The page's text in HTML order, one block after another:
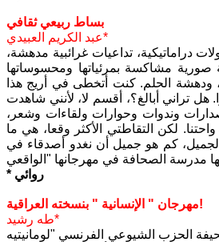
بساط ربيعي ثقافي
عبد الكريم العبيدي*
دراماتيكية، تداعيات غرائبية مدهشة،
مشاكسة بمرئياتها ومحسوساتها
ودهشة الحلم. كنت أتخطى في أريج هذا
تراني أبالغ؟، أقسم لا، لأنني شاهدت
وندوات وحوارات ولقاءات وشعر،
لكن التقاطتي الأكثر وقعا، هي ما
كم هو جميل أن نغدو أصدقاء في
* روائي
مهرجان " الإنسانية " بنسخته العراقية!
طه رشيد*
الحزب الشيوعي الفرنسي "لومانيتيه